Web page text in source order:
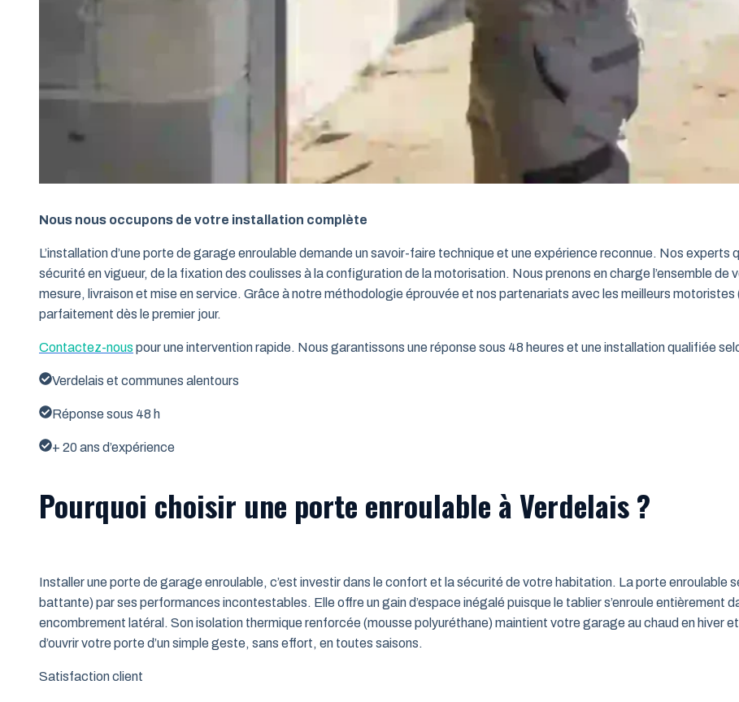
Nous nous occupons de votre installation complète
L’installation d’une porte de garage enroulable demande un savoir-faire technique et une expérience reconnue. Nos
sécurité en vigueur, de la fixation des coulisses à la configuration de la motorisation. Nous prenons en charge l’ensemble
mesure, livraison et mise en service. Grâce à notre méthodologie éprouvée et nos partenariats avec les meilleurs
parfaitement dès le premier jour.
Contactez-nous pour une intervention rapide. Nous garantissons une réponse sous 48 heures et une installation qualifiée
Verdelais et communes alentours
Réponse sous 48 h
+ 20 ans d’expérience
Pourquoi choisir une porte enroulable à Verdelais ?
Installer une porte de garage enroulable, c’est investir dans le confort et la sécurité de votre habitation. La porte
battante) par ses performances incontestables. Elle offre un gain d’espace inégalé puisque le tablier s’enroule entièrement
encombrement latéral. Son isolation thermique renforcée (mousse polyuréthane) maintient votre garage au chaud en hiver
d’ouvrir votre porte d’un simple geste, sans effort, en toutes saisons.
Satisfaction client